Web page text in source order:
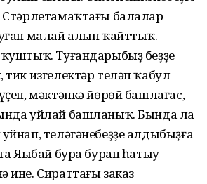
Стәрлетамаҡтағы балалар
малай алып ҡайттыҡ.
Туғандарыбыҙ беҙҙең
изгелектәр теләп ҡабул
мәктәпкә йөрөй башлағас,
уйлай башланыҡ. Бында ла
теләгәнебеҙҙе алдыбыҙға
Яңыбай бура бурап һатыу
ине. Сираттағы заказ